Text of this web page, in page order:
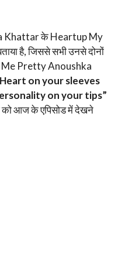
Khattar के Heartup My
है, जिससे सभी उनसे दोनों
Me Pretty Anoushka
on your sleeves
on your tips”
को आज के एपिसोड में देखने